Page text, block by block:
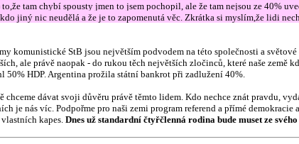
tam chybí spousty jmen to jsem pochopil, ale že tam nejsou ze 40%
jiný nic neudělá a že je to zapomenutá věc. Zkrátka si myslím,že lidi
komunistické StB jsou největším podvodem na této společnosti a
ale právě naopak - do rukou těch největších zločinců, které naše
HDP. Argentina prožila státní bankrot při zadlužení 40%.
dávat svoji důvěru právě těmto lidem. Kdo nechce znát pravdu,
je nás víc. Podpořme pro naši zemi program referend a přímé
kapes. Dnes už standardní čtyřčlenná rodina bude muset ze